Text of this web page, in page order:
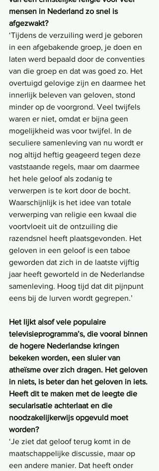
mensen in Nederland zo snel is
afgezwakt?
‘Tijdens de verzuiling werd je geboren
in een afgebakende groep, je doen en
laten werd bepaald door de conventies
van die groep en dat was goed zo. Het
overtuigd gelovige zijn en daarmee het
innerlijk beleven van geloven, stond
minder op de voorgrond. Veel twijfels
waren er niet, omdat er bijna geen
mogelijkheid was voor twijfel. In de
seculiere samenleving van nu wordt er
nog altijd heftig geageerd tegen deze
vaststaande regels, maar om daarmee
het hele geloof als zodanig te
verwerpen is te kort door de bocht.
Waarschijnlijk is het idee van totale
verwerping van religie een kwaal die
voortvloeit uit de ontzuiling die
razendsnel heeft plaatsgevonden. Het
geloven in een geloof is een taboe
geworden dat zich in de laatste vijftig
jaar heeft geworteld in de Nederlandse
samenleving. Hoog tijd dat dit pijnpunt
eens bij de lurven wordt gegrepen.’
Het lijkt alsof vele populaire
televisieprogramma’s, die vooral binnen
de hogere Nederlandse kringen
bekeken worden, een sluier van
atheïsme over zich dragen. Het geloven
in niets, is beter dan het geloven in iets.
Heeft dit te maken met de leegte die
secularisatie achterlaat en die
noodzakelijkerwijs opgevuld moet
worden?
‘Je ziet dat geloof terug komt in de
maatschappelijke discussie, maar op
een andere manier. Dat heeft onder